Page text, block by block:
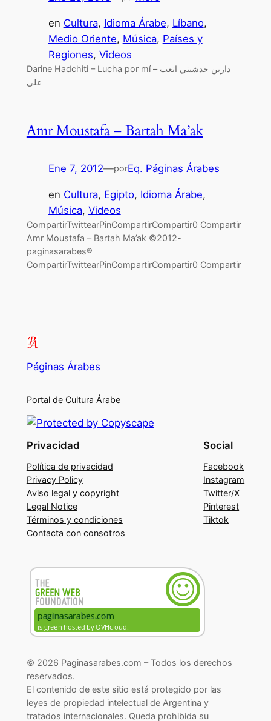
en Cultura, Idioma Árabe, Líbano
Medio Oriente, Música, Países y
Regiones, Videos
Darine Hadchiti – Lucha por mí – دارين حدشيتي اتعب
علي
Amr Moustafa – Bartah Ma’ak
Ene 7, 2012—porEq. Páginas Árabes
en Cultura, Egipto, Idioma Árabe
Música, Videos
CompartirTwittearPinCompartirCompartir0 Compartir
Amr Moustafa – Bartah Ma’ak ©2012-
paginasarabes®
CompartirTwittearPinCompartirCompartir0 Compartir
Páginas Árabes
Portal de Cultura Árabe
Privacidad
Política de privacidad
Privacy Policy
Aviso legal y copyright
Legal Notice
Términos y condiciones
Contacta con consotros
Social
Facebook
Instagram
Twitter/X
Pinterest
Tiktok
© 2026 Paginasarabes.com – Todos los derechos
reservados.
El contenido de este sitio está protegido por las
leyes de propiedad intelectual de Argentina y
tratados internacionales. Queda prohibida su